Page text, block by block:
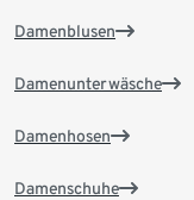
Damenblusen
Damenunterwäsche
Damenhosen
Damenschuhe